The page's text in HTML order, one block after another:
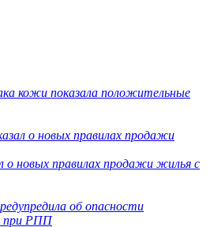
кожи показала положительные
о новых правилах продажи жилья с